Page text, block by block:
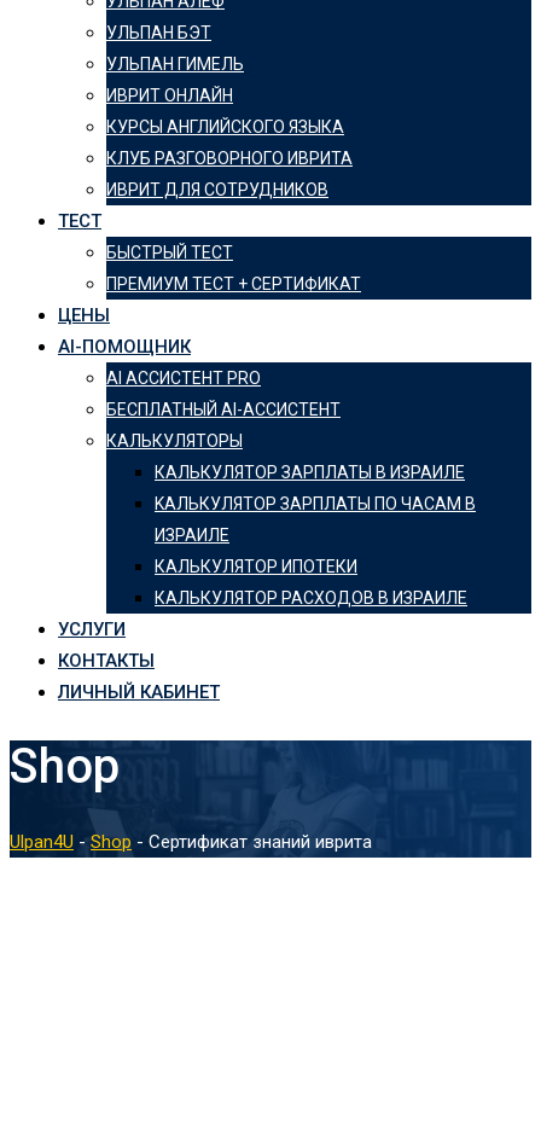
УЛЬПАН БЭТ
УЛЬПАН ГИМЕЛЬ
ИВРИТ ОНЛАЙН
КУРСЫ АНГЛИЙСКОГО ЯЗЫКА
КЛУБ РАЗГОВОРНОГО ИВРИТА
ИВРИТ ДЛЯ СОТРУДНИКОВ
ТЕСТ
БЫСТРЫЙ ТЕСТ
ПРЕМИУМ ТЕСТ + СЕРТИФИКАТ
ЦЕНЫ
AI-ПОМОЩНИК
AI АССИСТЕНТ PRO
БЕСПЛАТНЫЙ AI-АССИСТЕНТ
КАЛЬКУЛЯТОРЫ
КАЛЬКУЛЯТОР ЗАРПЛАТЫ В ИЗРАИЛЕ
KАЛЬКУЛЯТОР ЗАРПЛАТЫ ПО ЧАСАМ В
ИЗРАИЛЕ
КАЛЬКУЛЯТОР ИПОТЕКИ
КАЛЬКУЛЯТОР РАСХОДОВ В ИЗРАИЛЕ
УСЛУГИ
КОНТАКТЫ
ЛИЧНЫЙ КАБИНЕТ
Shop
Ulpan4U - Shop - Сертификат знаний иврита